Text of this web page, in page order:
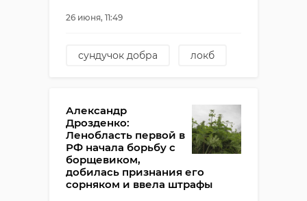
26 июня, 11:49
сундучок добра
локб
Александр
Дрозденко:
Ленобласть первой в
РФ начала борьбу с
борщевиком,
добилась признания его
сорняком и ввела штрафы